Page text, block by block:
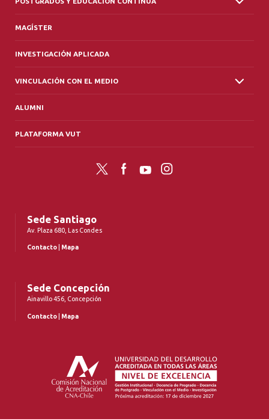
MAGÍSTER
INVESTIGACIÓN APLICADA
VINCULACIÓN CON EL MEDIO
ALUMNI
PLATAFORMA VUT
Twitter FacebookYouTubeInstagram
Sede Santiago
Av. Plaza 680, Las Condes
Contacto Mapa
Sede Concepción
Ainavillo 456, Concepción
Contacto Mapa